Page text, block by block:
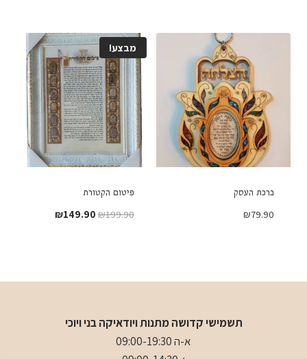
ברכת העסק
₪79.90
מבצע!
פיטום הקטורת
₪199.90
המחיר
₪149.90 המחיר
תשמישי קדושה מתנות ויודאיקה בני ויוכי
א-ה 09:00-19:30